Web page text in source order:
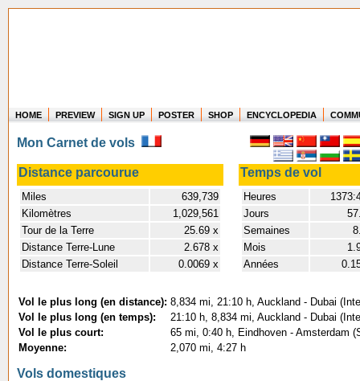
Where in the world have you flown?
How long have you been in the air?
Create your own FlightMemory and see!
HOME PREVIEW SIGN UP POSTER SHOP ENCYCLOPEDIA
Mon Carnet de vols
Distance parcourue Temps de vol
Miles
639,739
Kilomètres
1,029,561
Tour de la Terre
25.69 x
Distance Terre-Lune
2.678 x
Distance Terre-Soleil
0.0069 x
Heures
Jours
Semaines
Mois
Années
Vol le plus long (en distance): 8,834 mi, 21:10 h, Auckland - Dubai
Vol le plus long (en temps):
21:10 h, 8,834 mi, Auckland - Dubai
Vol le plus court:
65 mi, 0:40 h, Eindhoven - Amsterdam
Moyenne:
2,070 mi, 4:27 h
Vols domestiques